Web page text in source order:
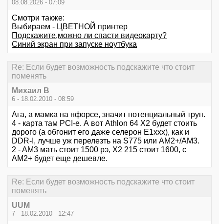
08.08.2026 - 07:09
Смотри также:
Выбираем - ЦВЕТНОЙ принтер
Подскажите,можно ли спасти видеокарту?
Синий экран при запуске ноутбука
Re: Если будет возможность подскажите что стоит
поменять
Михаил В
6 - 18.02.2010 - 08:59
Ага, а мамка на нфорсе, значит потенциальный труп.
4 - карта там PCI-e. А вот Athlon 64 X2 будет стоить
дорого (а обгонит его даже селерон E1xxx), как и
DDR-I, лучше уж перелезть на S775 или AM2+/AM3.
2 - AM3 мать стоит 1500 рэ, X2 215 стоит 1600, с
AM2+ будет еще дешевле.
Re: Если будет возможность подскажите что стоит
поменять
UUM
7 - 18.02.2010 - 12:47